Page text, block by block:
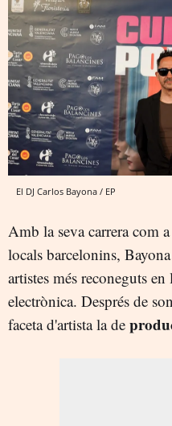
El DJ Carlos Bayona / EP
Amb la seva carrera com
locals barcelonins,
artistes més reconeguts
electrònica. Després de
faceta d'artista la de